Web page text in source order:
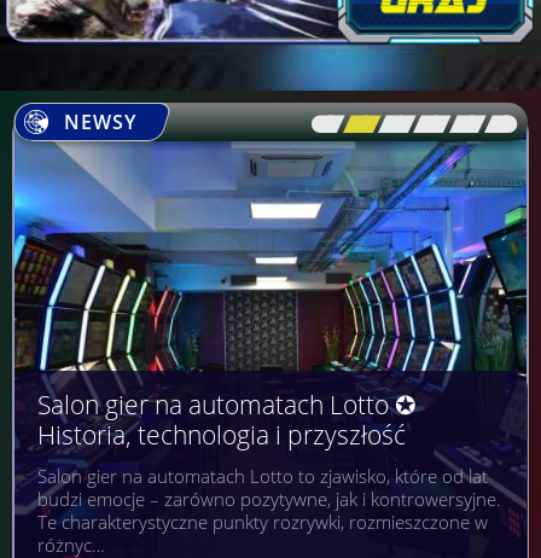
NEWSY [\ \\ \\ \\ \\ \]
Salon gier na automatach Lotto ✪
Historia, technologia i przyszłość
Salon gier na automatach Lotto to zjawisko, które od lat
budzi emocje – zarówno pozytywne, jak i kontrowersyjne.
Te charakterystyczne punkty rozrywki, rozmieszczone w
różnyc…